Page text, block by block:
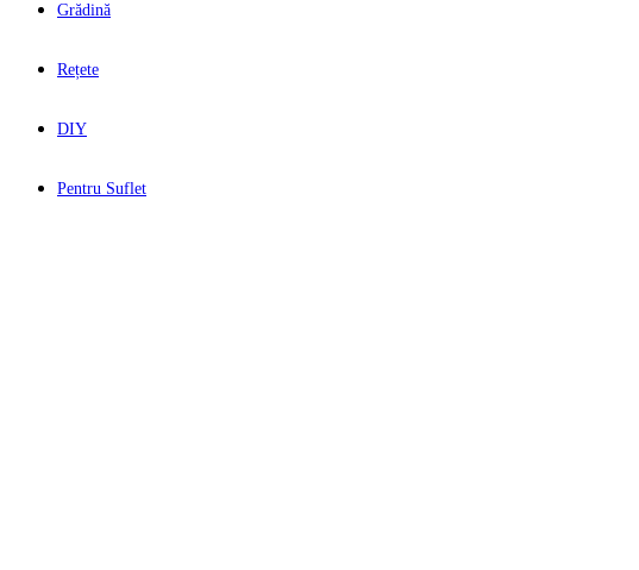
Grădină
Rețete
DIY
Pentru Suflet